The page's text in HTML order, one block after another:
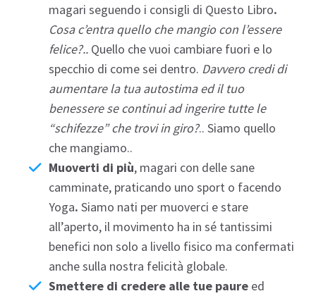
magari seguendo i consigli di Questo Libro.
Cosa c’entra quello che mangio con l’essere
felice?.. Quello che vuoi cambiare fuori e lo
specchio di come sei dentro. Davvero credi di
aumentare la tua autostima ed il tuo
benessere se continui ad ingerire tutte le
“schifezze” che trovi in giro?.. Siamo quello
che mangiamo..
Muoverti di più, magari con delle sane
camminate, praticando uno sport o facendo
Yoga. Siamo nati per muoverci e stare
all’aperto, il movimento ha in sé tantissimi
benefici non solo a livello fisico ma confermati
anche sulla nostra felicità globale.
Smettere di credere alle tue paure ed